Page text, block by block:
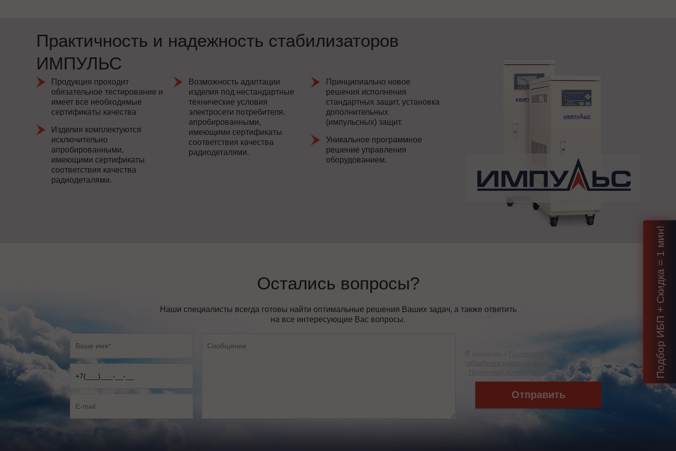
Практичность и надежность стабилизаторов
ИМПУЛЬС
Продукция проходит
обязательное тестирование и
имеет все необходимые
сертификаты качества
Изделия комплектуются
исключительно
апробированными,
имеющими сертификаты
соответствия качества
радиодеталями.
Возможность адаптации
изделия под нестандартные
технические условия
электросети потребителя.
апробированными,
имеющими сертификаты
соответствия качества
радиодеталями.
Принципиально новое
решения исполнения
стандартных защит, установка
дополнительных
(импульсных) защит.
Уникальное программное
решение управления
оборудованием.
Остались вопросы?
Наши специалисты всегда готовы найти оптимальные решения Ваших задач, а также ответить
на все интересующие Вас вопросы.
Политикой хранения и
обработки персональных данных
и
Политикой конфиденциальности *
Отправить
Подбор ИБП + Скидка = 1 мин!